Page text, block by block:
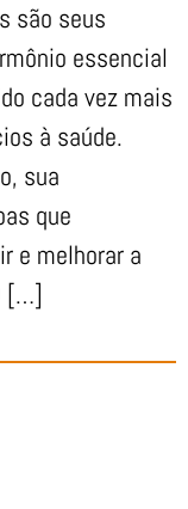
são seus
essencial
cada vez mais
à saúde.
sua
que
e melhorar a
[…]